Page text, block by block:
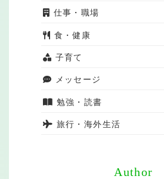
仕事・職場
食・健康
子育て
メッセージ
勉強・読書
旅行・海外生活
Author